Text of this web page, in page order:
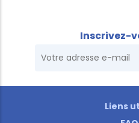
Inscrivez-
Liens